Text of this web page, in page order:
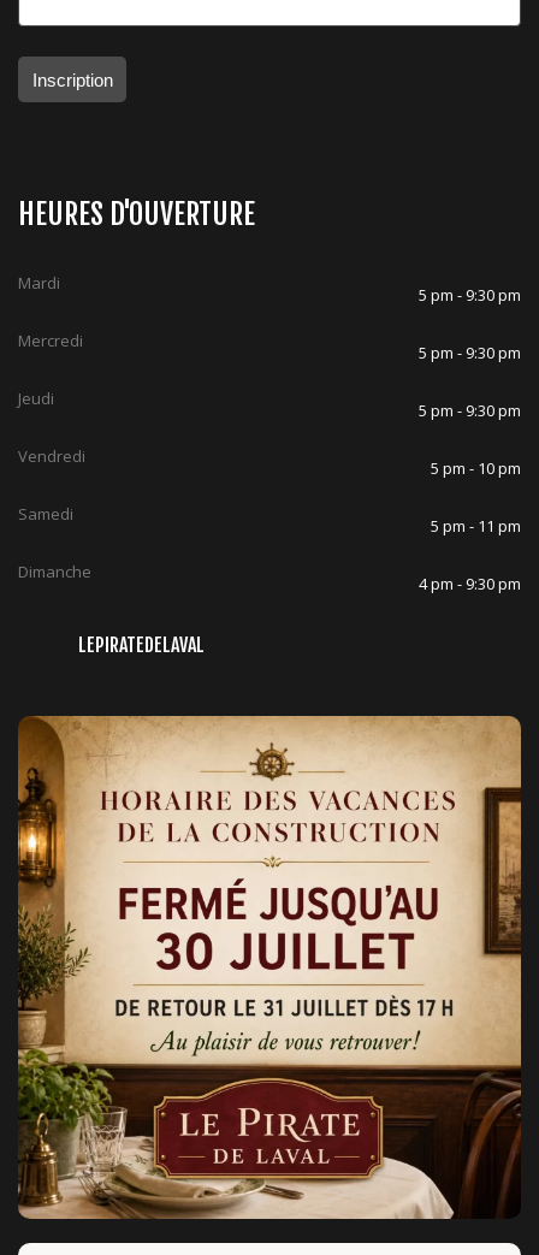
Inscription
HEURES D'OUVERTURE
Mardi
5 pm - 9:30 pm
Mercredi
5 pm - 9:30 pm
Jeudi
5 pm - 9:30 pm
Vendredi
5 pm - 10 pm
Samedi
5 pm - 11 pm
Dimanche
4 pm - 9:30 pm
LEPIRATEDELAVAL